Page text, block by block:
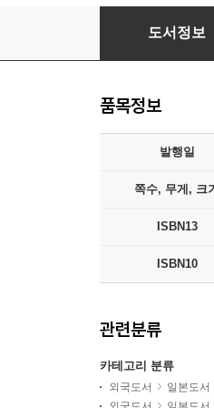
使命と魂のリミッ
도서정보
품목정보
발행일
쪽수, 무게, 크기
ISBN13
ISBN10
관련분류
카테고리 분류
외국도서 일본도서